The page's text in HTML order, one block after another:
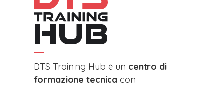
DTS Training Hub è un centro di
formazione tecnica con